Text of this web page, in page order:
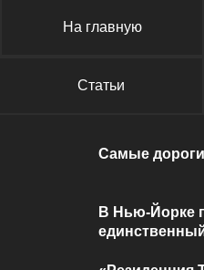
На главную
Статьи
Самые
В Нью-Йорке